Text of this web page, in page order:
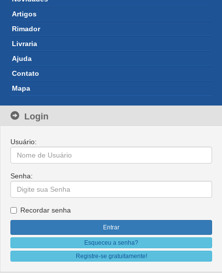
Artigos
Rimador
Livraria
Ajuda
Contato
Mapa
Login
Usuário:
Senha:
Recordar senha
Esqueceu a senha?
Registre-se gratuitamente!